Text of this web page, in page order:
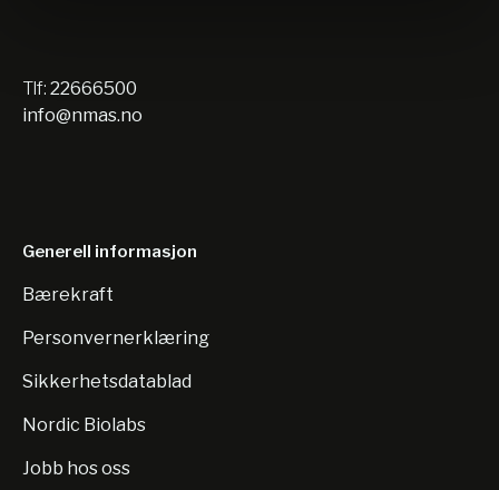
Tlf: 22666500
info@nmas.no
Generell informasjon
Bærekraft
Personvernerklæring
Sikkerhetsdatablad
Nordic Biolabs
Jobb hos oss